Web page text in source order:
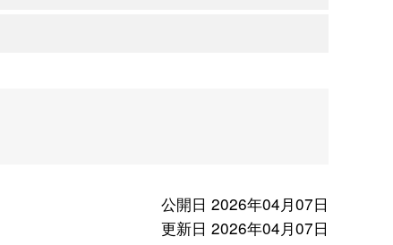
公開日 2026年04月07日
更新日 2026年04月07日